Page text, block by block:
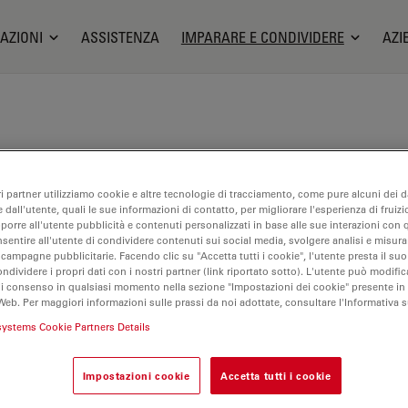
ASSISTENZA IMPARARE E CONDIVIDERE
Lab, our knowledge portal for microscopy.
partner utilizziamo cookie e altre tecnologie di tracciamento, come pure alcuni dei
dall'utente, quali le sue informazioni di contatto, per migliorare l'esperienza di
all'utente pubblicità e contenuti personalizzati in base alle sue interazioni con
all'utente di condividere contenuti sui social media, svolgere analisi e
pubblicitarie. Facendo clic su "Accetta tutti i cookie", l'utente presta il
i propri dati con i nostri partner (link riportato sotto). L'utente può
consenso in qualsiasi momento nella sezione "Impostazioni dei cookie" presente
Per maggiori informazioni sulle prassi da noi adottate, consultare l'Informativa
Cookie Partners Details
Impostazioni cookie Accetta tutti i cookie